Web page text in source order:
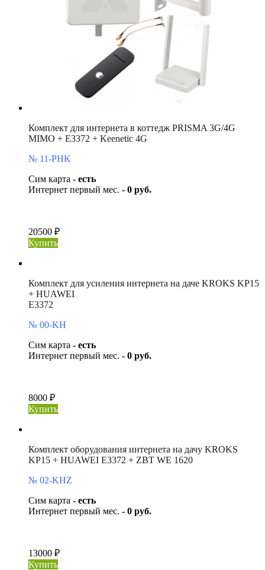
Комплект для интернета в коттедж PRISMA 3G/4G
MIMO + E3372 + Keenetic 4G
№ 11-PHK
Сим карта - есть
Интернет первый мес. - 0 руб.
20500 ₽
Купить
Комплект для усиления интернета на даче KROKS KP15
+ HUAWEI
E3372
№ 00-KH
Сим карта - есть
Интернет первый мес. - 0 руб.
8000 ₽
Купить
Комплект оборудования интернета на дачу KROKS
KP15 + HUAWEI E3372 + ZBT WE 1620
№ 02-KHZ
Сим карта - есть
Интернет первый мес. - 0 руб.
13000 ₽
Купить